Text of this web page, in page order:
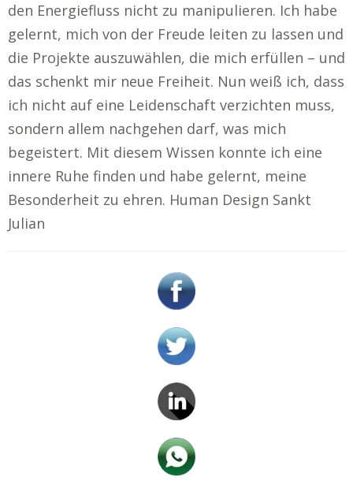
den Energiefluss nicht zu manipulieren. Ich habe
gelernt, mich von der Freude leiten zu lassen und
die Projekte auszuwählen, die mich erfüllen – und
das schenkt mir neue Freiheit. Nun weiß ich, dass
ich nicht auf eine Leidenschaft verzichten muss,
sondern allem nachgehen darf, was mich
begeistert. Mit diesem Wissen konnte ich eine
innere Ruhe finden und habe gelernt, meine
Besonderheit zu ehren. Human Design Sankt
Julian